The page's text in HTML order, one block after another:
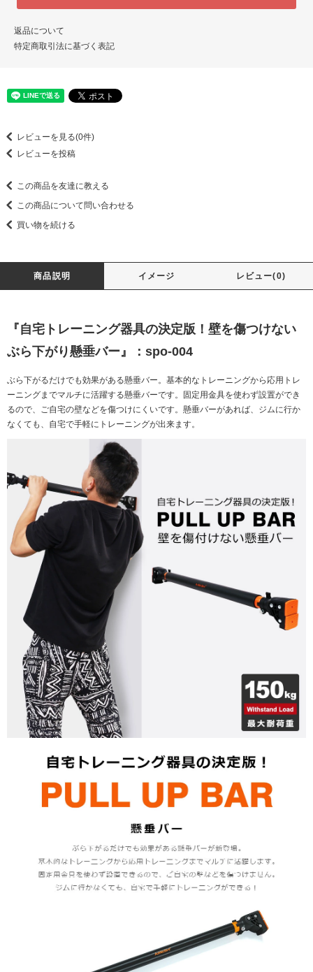
返品について
特定商取引法に基づく表記
レビューを見る(0件)
レビューを投稿
この商品を友達に教える
この商品について問い合わせる
買い物を続ける
商品説明 イメージ レビュー(0)
『自宅トレーニング器具の決定版！壁を傷つけない
ぶら下がり懸垂バー』：spo-004
ぶら下がるだけでも効果がある懸垂バー。基本的なトレーニングから応用トレ
ーニングまでマルチに活躍する懸垂バーです。固定用金具を使わず設置ができ
るので、ご自宅の壁などを傷つけにくいです。懸垂バーがあれば、ジムに行か
なくても、自宅で手軽にトレーニングが出来ます。